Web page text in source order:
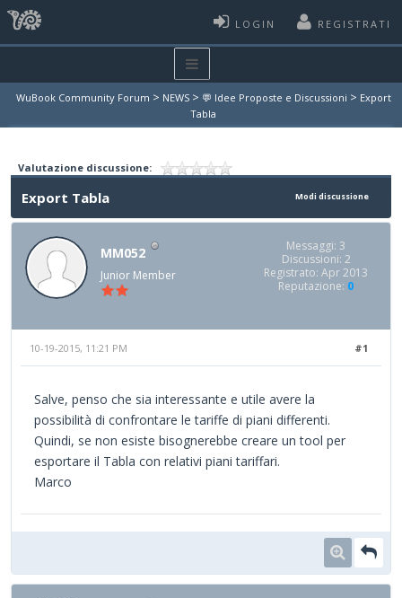
LOGIN REGISTRATI
WuBook Community Forum > NEWS > 💬 Idee Proposte e Discussioni > Export
Tabla
Valutazione discussione:
Modi discussione
Export Tabla
MM052
Junior Member
Messaggi: 3
Discussioni: 2
Registrato: Apr 2013
Reputazione: 0
#1
10-19-2015, 11:21 PM
Salve, penso che sia interessante e utile avere la
possibilità di confrontare le tariffe di piani differenti.
Quindi, se non esiste bisognerebbe creare un tool per
esportare il Tabla con relativi piani tariffari.
Marco